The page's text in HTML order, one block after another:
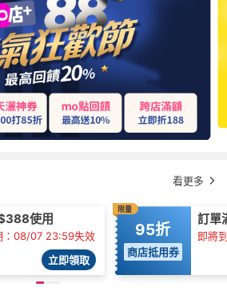
看更多
使用
：08/07 23:59失效
立即領取
限量
95折
商店抵用券
訂單
即將